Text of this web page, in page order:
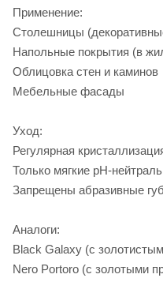
Применение:
Столешницы
Напольные покрытия (в
Облицовка стен и каминов
Мебельные фасады
Уход:
Регулярная
Только мягкие pH-
Запрещены абразивные
Аналоги:
Black Galaxy (с
Nero Portoro (с золотыми